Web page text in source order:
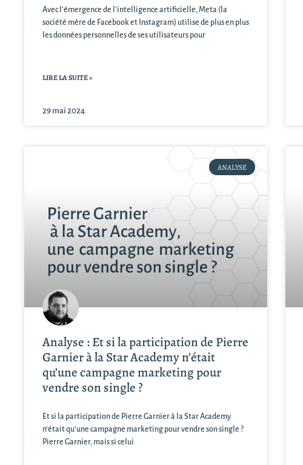
Avec l’émergence de l’intelligence artificielle, Meta (la
société mère de Facebook et Instagram) utilise de plus en plus
les données personnelles de ses utilisateurs pour
LIRE LA SUITE »
29 mai 2024
ANALYSE
Analyse : Et si la participation de Pierre
Garnier à la Star Academy n’était
qu’une campagne marketing pour
vendre son single ?
Et si la participation de Pierre Garnier à la Star Academy
n’était qu’une campagne marketing pour vendre son single ?
Pierre Garnier, mais si celui